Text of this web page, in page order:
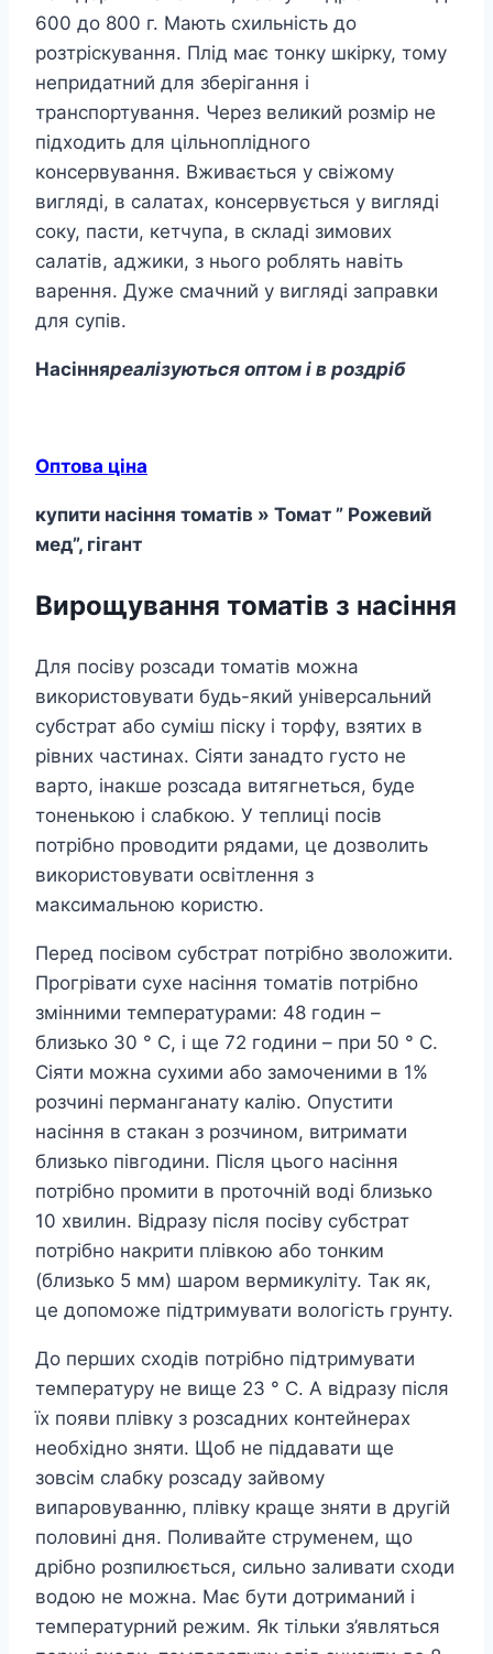
600 до 800 г. Мають схильність до
розтріскування. Плід має тонку шкірку, тому
непридатний для зберігання і
транспортування. Через великий розмір не
підходить для цільноплідного
консервування. Вживається у свіжому
вигляді, в салатах, консервується у вигляді
соку, пасти, кетчупа, в складі зимових
салатів, аджики, з нього роблять навіть
варення. Дуже смачний у вигляді заправки
для супів.
Насінняреалізуються оптом і в роздріб
Оптова ціна
купити насіння томатів » Томат ” Рожевий
мед”, гігант
Вирощування томатів з насіння
Для посіву розсади томатів можна
використовувати будь-який універсальний
субстрат або суміш піску і торфу, взятих в
рівних частинах. Сіяти занадто густо не
варто, інакше розсада витягнеться, буде
тоненькою і слабкою. У теплиці посів
потрібно проводити рядами, це дозволить
використовувати освітлення з
максимальною користю.
Перед посівом субстрат потрібно зволожити.
Прогрівати сухе насіння томатів потрібно
змінними температурами: 48 годин –
близько 30 ° С, і ще 72 години – при 50 ° С.
Сіяти можна сухими або замоченими в 1%
розчині перманганату калію. Опустити
насіння в стакан з розчином, витримати
близько півгодини. Після цього насіння
потрібно промити в проточній воді близько
10 хвилин. Відразу після посіву субстрат
потрібно накрити плівкою або тонким
(близько 5 мм) шаром вермикуліту. Так як,
це допоможе підтримувати вологість грунту.
До перших сходів потрібно підтримувати
температуру не вище 23 ° С. А відразу після
їх появи плівку з розсадних контейнерах
необхідно зняти. Щоб не піддавати ще
зовсім слабку розсаду зайвому
випаровуванню, плівку краще зняти в другій
половині дня. Поливайте струменем, що
дрібно розпилюється, сильно заливати сходи
водою не можна. Має бути дотриманий і
температурний режим. Як тільки з’являться